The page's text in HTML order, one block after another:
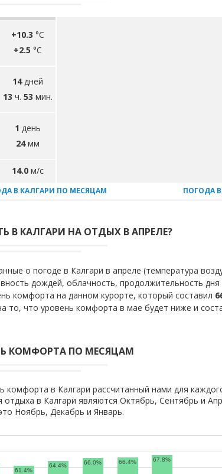
+10.3 °C
+2.5 °C
14дней
13 ч. 53 мин.
1 день
24мм
14.0 м/с
В КАЛГАРИ ПО МЕСЯЦАМ ПОГОДА
В КАЛГАРИ НА ОТДЫХ В АПРЕЛЕ?
о погоде в Калгари в апреле (температура
дождей, облачность, продолжительность дня
комфорта на данном курорте, который составил
то, что уровень комфорта в мае будет ниже и
КОМФОРТА ПО МЕСЯЦАМ
в Калгари рассчитанный нами для
в Калгари являются Октябрь, Сентябрь и
Ноябрь, Декабрь и Январь.
61.4%
64.4% 66.0% 66.4% 67.8%